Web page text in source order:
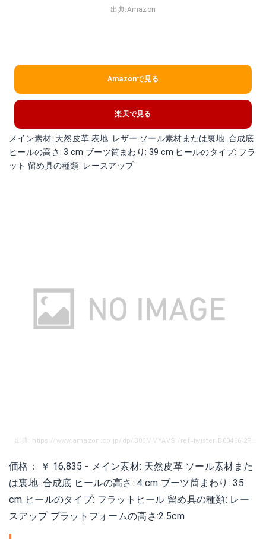
出典:Amazon
Amazonで見る
楽天で見る
メイン素材: 天然皮革 表地: レザー ソール素材または裏地: 合成底
ヒールの高さ: 3 cm ブーツ筒まわり: 39 cm ヒールのタイプ: フラ
ット 留め具の種類: レースアップ
価格： ￥ 16,835 - メイン素材: 天然皮革 ソール素材また
は裏地: 合成底 ヒールの高さ: 4 cm ブーツ筒まわり: 35
cm ヒールのタイプ: フラットヒール 留め具の種類: レー
スアップ プラットフォームの高さ:2.5cm